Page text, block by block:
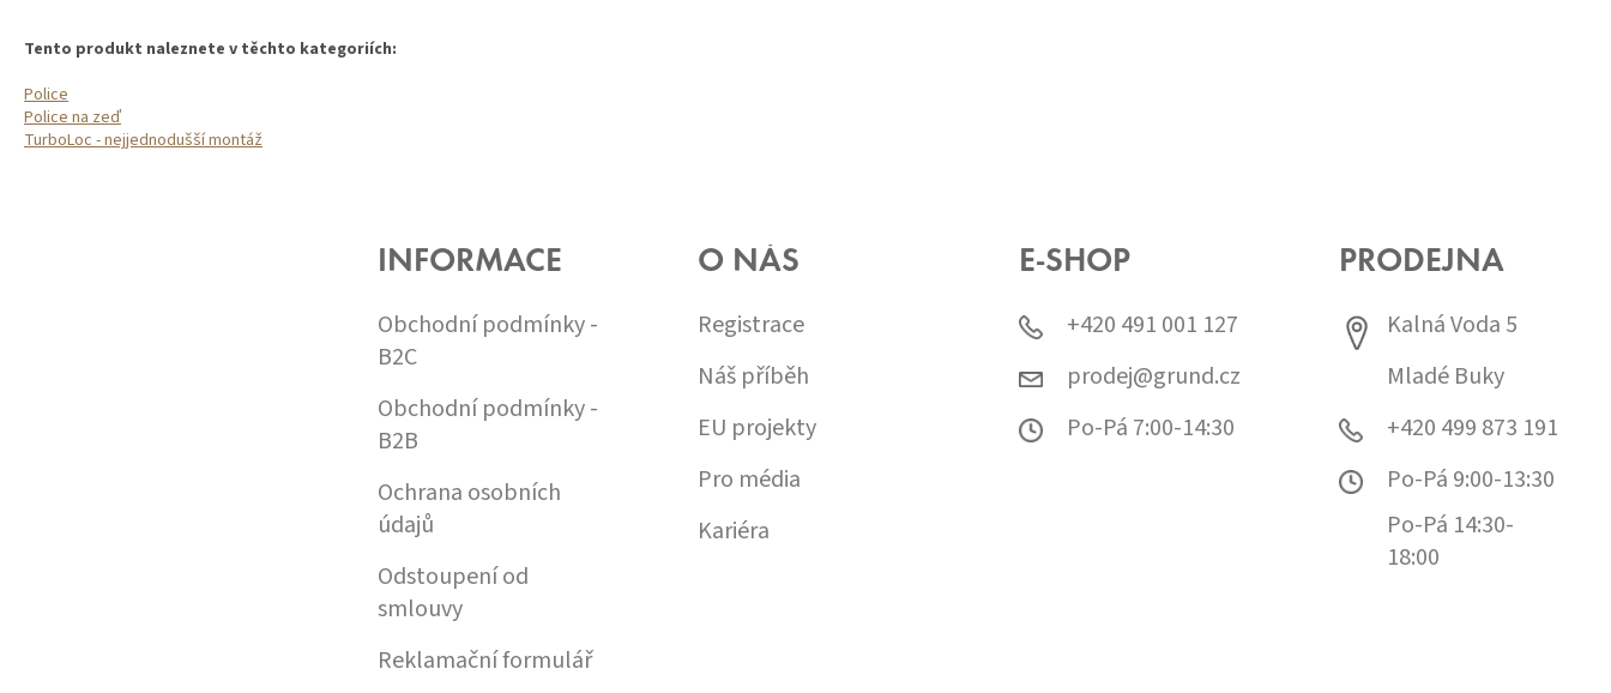
Tento produkt naleznete v těchto kategoriích:
Police
Police na zeď
TurboLoc - nejjednodušší montáž
INFORMACE
Obchodní podmínky -
B2C
Obchodní podmínky -
B2B
Ochrana osobních
údajů
Odstoupení od
smlouvy
Reklamační formulář
O NÁS
Registrace
Náš příběh
EU projekty
Pro média
Kariéra
E-SHOP
+420 491 001 127
prodej@grund.cz
Po-Pá 7:00-14:30
PRODEJNA
Kalná Voda 5
Mladé Buky
+420 499 873 191
Po-Pá 9:00-13:30
Po-Pá 14:30-
18:00